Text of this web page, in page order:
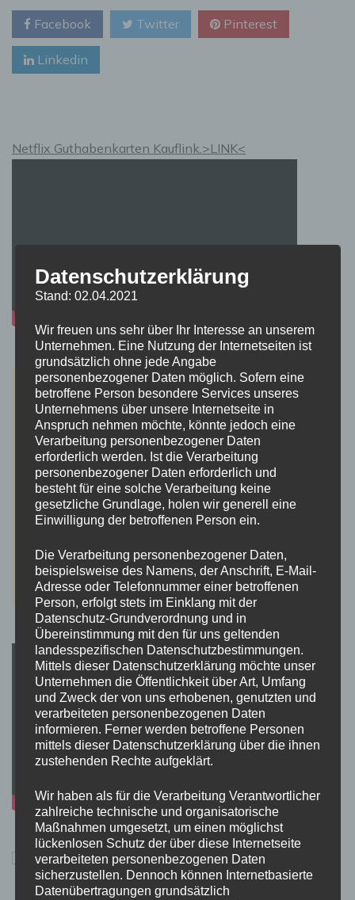
für
mehr
Lust
Facebook Twitter Pinterest
Linkedin
Netflix Guthabenkarten Kauflink.>LINK<
Datenschutzerklärung
Stand: 02.04.2021
Wir freuen uns sehr über Ihr Interesse an unserem
Unternehmen. Eine Nutzung der Internetseiten ist
grundsätzlich ohne jede Angabe
personenbezogener Daten möglich. Sofern eine
betroffene Person besondere Services unseres
Unternehmens über unsere Internetseite in
Anspruch nehmen möchte, könnte jedoch eine
Verarbeitung personenbezogener Daten
erforderlich werden. Ist die Verarbeitung
personenbezogener Daten erforderlich und
besteht für eine solche Verarbeitung keine
gesetzliche Grundlage, holen wir generell eine
Einwilligung der betroffenen Person ein.
Die Verarbeitung personenbezogener Daten,
beispielsweise des Namens, der Anschrift, E-Mail-
Adresse oder Telefonnummer einer betroffenen
Person, erfolgt stets im Einklang mit der
Datenschutz-Grundverordnung und in
Übereinstimmung mit den für uns geltenden
landesspezifischen Datenschutzbestimmungen.
Mittels dieser Datenschutzerklärung möchte unser
Unternehmen die Öffentlichkeit über Art, Umfang
und Zweck der von uns erhobenen, genutzten und
verarbeiteten personenbezogenen Daten
informieren. Ferner werden betroffene Personen
mittels dieser Datenschutzerklärung über die ihnen
zustehenden Rechte aufgeklärt.
Wir haben als für die Verarbeitung Verantwortlicher
zahlreiche technische und organisatorische
Maßnahmen umgesetzt, um einen möglichst
lückenlosen Schutz der über diese Internetseite
verarbeiteten personenbezogenen Daten
sicherzustellen. Dennoch können Internetbasierte
Datenübertragungen grundsätzlich